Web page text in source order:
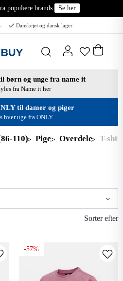
populære brands Se her
Danskejet og dansk lager
børn og unge fra name it
fra Name it her
til damer og piger
hver uge fra ONLY
110) Pige Overdele T-
Sorter efter
-57%